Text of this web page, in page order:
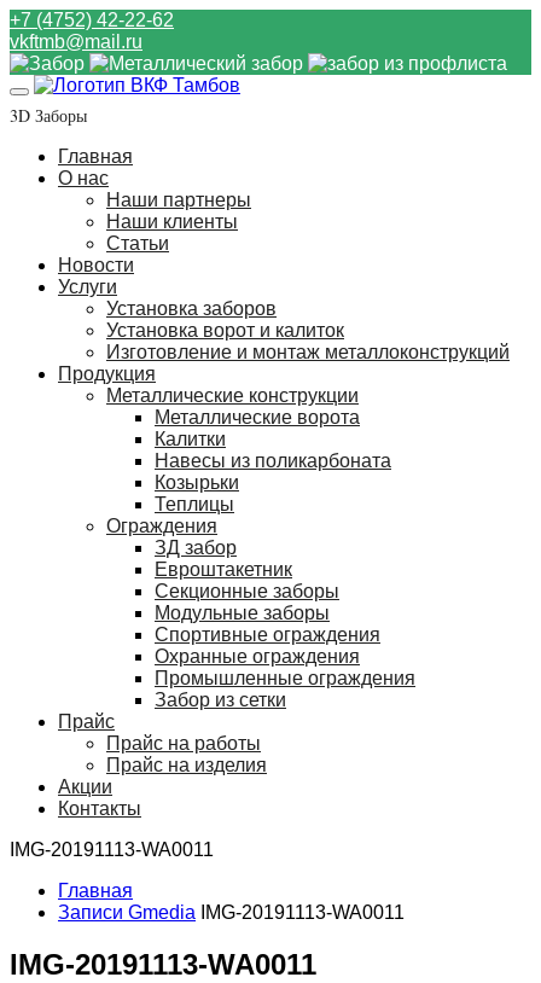
+7 (4752) 42-22-62
vkftmb@mail.ru
3D Заборы
Главная
О нас
Наши партнеры
Наши клиенты
Статьи
Новости
Услуги
Установка заборов
Установка ворот и калиток
Изготовление и монтаж металлоконструкций
Продукция
Металлические конструкции
Металлические ворота
Калитки
Навесы из поликарбоната
Козырьки
Теплицы
Ограждения
ЗД забор
Евроштакетник
Секционные заборы
Модульные заборы
Спортивные ограждения
Охранные ограждения
Промышленные ограждения
Забор из сетки
Прайс
Прайс на работы
Прайс на изделия
Акции
Контакты
IMG-20191113-WA0011
Главная
Записи Gmedia
IMG-20191113-WA0011
IMG-20191113-WA0011